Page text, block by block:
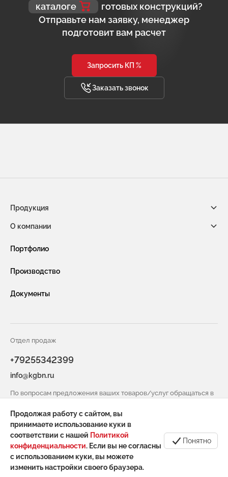
каталоге
готовых конструкций?
Отправьте нам заявку, менеджер
подготовит вам расчет
Запросить КП %
Заказать звонок
Отдел продаж
+79255342399
info@kgbn.ru
По вопросам предложения ваших товаров/услуг обращаться в
spicin@kgbn.ru
Сделано в Гром-ИТ СОФТ
Продукция
Габионы из сетки двойного кручения
Габионы насыпного типа ГНТ
Защитная сетка и конструкции от БПЛА
Габионы из сварной сетки (сварные габионы)
Сетка двойного кручения для габионов
Сетка сварная оцинкованная в картах
Геоматы РЕКОН-М
О компании
Новости компании
Видео
Услуги
Контакты
Информация для покупателя
Портфолио
Производство
Документы
Продолжая работу с сайтом, вы
принимаете использование куки в
соответствии с нашей Политикой
конфиденциальности. Если вы не согласны
с использованием куки, вы можете
изменить настройки своего браузера.
Понятно